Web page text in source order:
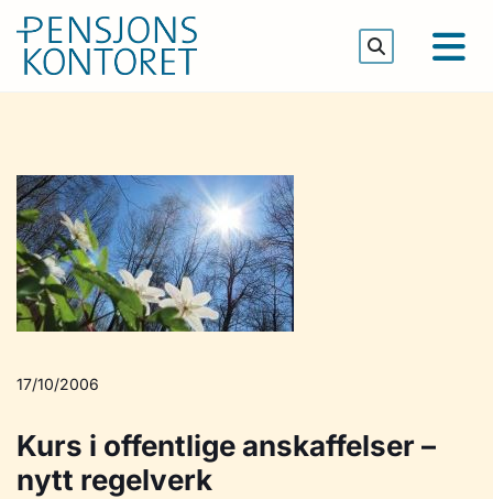
17/10/2006
Kurs i offentlige anskaffelser –
nytt regelverk